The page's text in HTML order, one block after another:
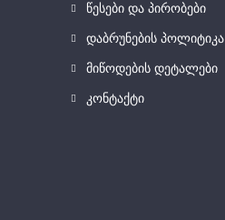
წესები და პირობები
დაბრუნების პოლიტიკა
მიწოდების დეტალები
კონტაქტი